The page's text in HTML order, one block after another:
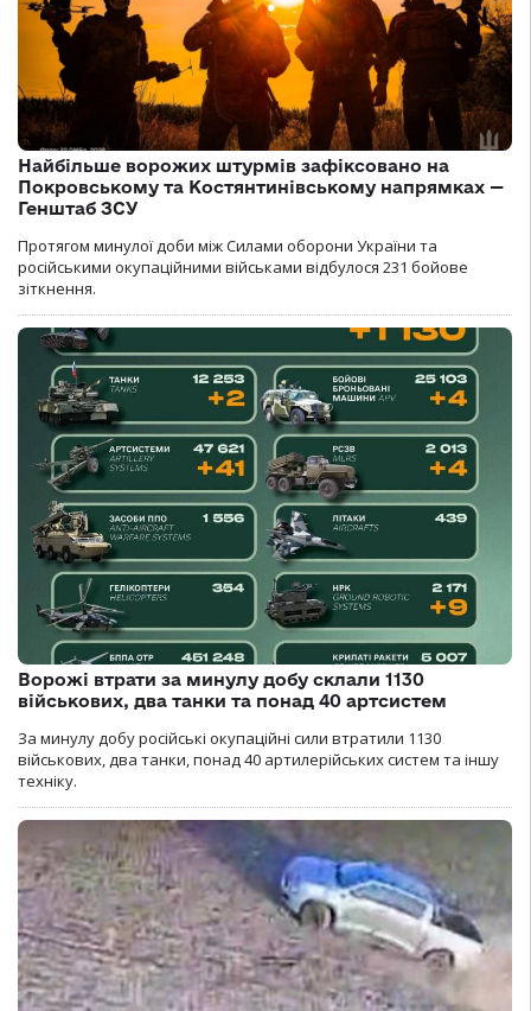
Найбільше ворожих штурмів зафіксовано на
Покровському та Костянтинівському напрямках —
Генштаб ЗСУ
Протягом минулої доби між Силами оборони України та
російськими окупаційними військами відбулося 231 бойове
зіткнення.
Ворожі втрати за минулу добу склали 1130
військових, два танки та понад 40 артсистем
За минулу добу російські окупаційні сили втратили 1130
військових, два танки, понад 40 артилерійських систем та іншу
техніку.